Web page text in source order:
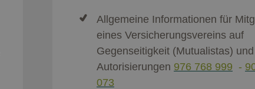
Allgemeine Informationen für
eines Versicherungsvereins auf
Gegenseitigkeit (Mutualistas)
Autorisierungen 976 768 999 -
073